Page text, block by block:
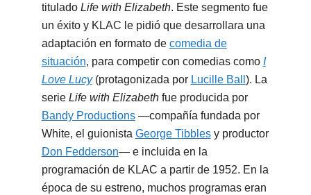
titulado Life with Elizabeth. Este segmento fue
un éxito y KLAC le pidió que desarrollara una
adaptación en formato de comedia de
situación, para competir con comedias como I
Love Lucy(protagonizada por Lucille Ball ). La
serie Life with Elizabethfue producida por
Bandy Productions—compañía fundada por
White, el guionista George Tibblesy productor
Don Fedderson— e incluida en la
programación de KLAC a partir de 1952. En la
época de su estreno, muchos programas eran